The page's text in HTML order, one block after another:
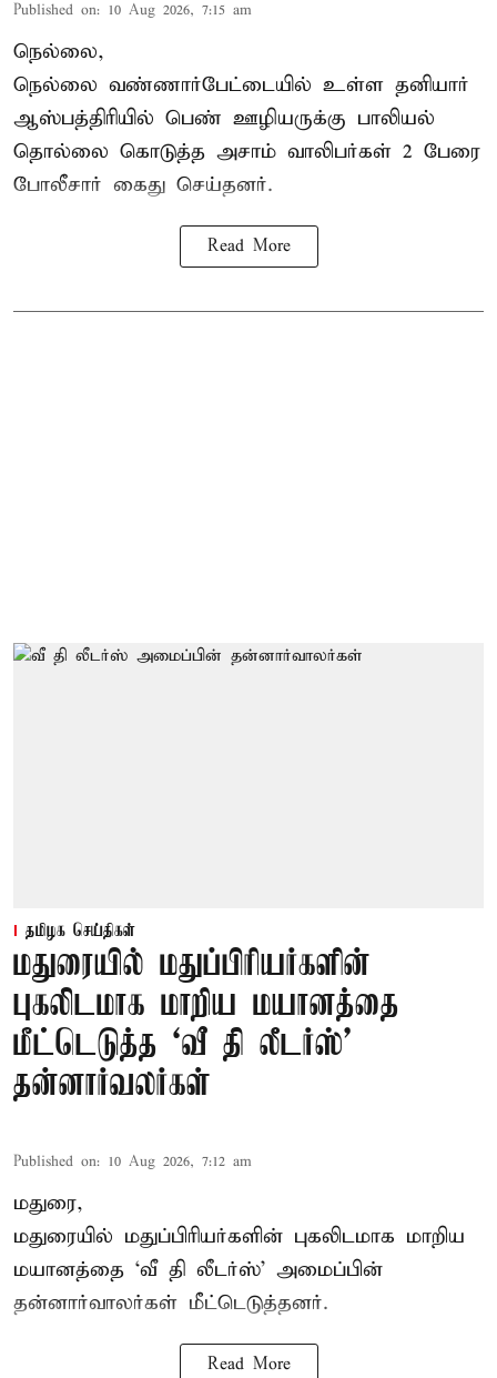
Published on: 10 Aug 2026, 7:15 am
நெல்லை,
நெல்லை வண்ணார்பேட்டையில் உள்ள தனியார்
ஆஸ்பத்திரியில் பெண் ஊழியருக்கு பாலியல்
தொல்லை கொடுத்த அசாம் வாலிபர்கள் 2 பேரை
போலீசார் கைது செய்தனர்.
Read More
தமிழக செய்திகள்
மதுரையில் மதுப்பிரியர்களின்
புகலிடமாக மாறிய மயானத்தை
மீட்டெடுத்த ‘வீ தி லீடர்ஸ்’
தன்னார்வலர்கள்
Published on: 10 Aug 2026, 7:12 am
மதுரை,
மதுரையில் மதுப்பிரியர்களின் புகலிடமாக மாறிய
மயானத்தை ‘வீ தி லீடர்ஸ்’ அமைப்பின்
தன்னார்வாலர்கள் மீட்டெடுத்தனர்.
Read More